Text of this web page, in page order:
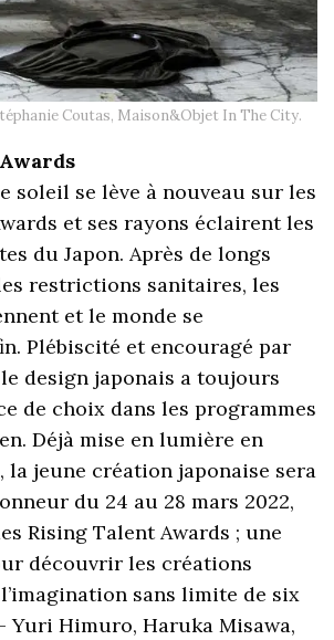
Coutas, Maison&Objet In The City.
soleil se lève à nouveau sur les
et ses rayons éclairent les
du Japon. Après de longs
restrictions sanitaires, les
et le monde se
Plébiscité et encouragé par
design japonais a toujours
de choix dans les programmes
Déjà mise en lumière en
la jeune création japonaise sera
du 24 au 28 mars 2022,
Rising Talent Awards ; une
découvrir les créations
sans limite de six
Yuri Himuro, Haruka Misawa,